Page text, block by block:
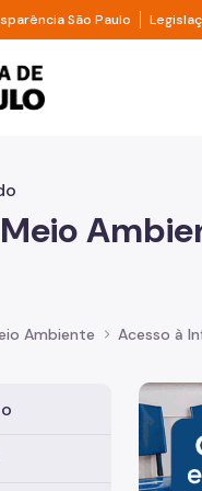
de acesso à informação
São Paulo Divisor
São
Ambiente Acesso à